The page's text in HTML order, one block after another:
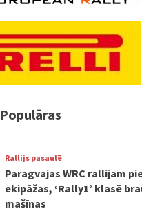
Populāras
Rallijs pasaulē
Paragvajas WRC rallijam
ekipāžas, ‘Rally1’ klasē
mašīnas